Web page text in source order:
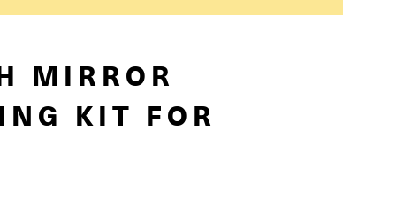
MIRROR
KIT FOR